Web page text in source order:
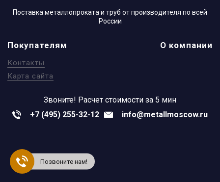
Поставка металлопроката и труб от производителя по всей
России
Покупателям
Контакты
Карта сайта
О компании
Звоните! Расчет стоимости за 5 мин
+7 (495) 255-32-12
info@metallmoscow.ru
Позвоните нам!